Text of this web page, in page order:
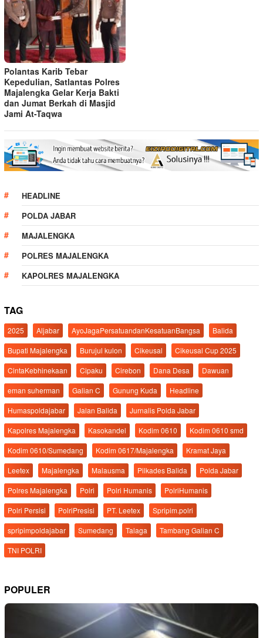
Polantas Karib Tebar
Kepedulian, Satlantas Polres
Majalengka Gelar Kerja Bakti
dan Jumat Berkah di Masjid
Jami At-Taqwa
HEADLINE
POLDA JABAR
MAJALENGKA
POLRES MAJALENGKA
KAPOLRES MAJALENGKA
TAG
2025 Aljabar AyoJagaPersatuandanKesatuanBangsa
Balida
Bupati Majalengka
Burujul kulon Cikeusal
Cikeusal Cup 2025
CintaKebhinekaan
Cipaku Cirebon Dana Desa
Dawuan
eman suherman
Galian C Gunung Kuda
Headline
Humaspoldajabar
Jalan Balida
Jurnalis Polda Jabar
Kapolres Majalengka
Kasokandel Kodim 0610
Kodim 0610 smd
Kodim 0610/Sumedang
Kodim 0617/Majalengka
Kramat Jaya
Leetex
Majalengka Malausma Pilkades Balida
Polda Jabar
Polres Majalengka
Polri Polri Humanis
PolriHumanis
Polri Persisi
PolriPresisi PT. Leetex
Spripim.polri
spripimpoldajabar
Sumedang Talaga
Tambang Galian C
TNI POLRI
POPULER